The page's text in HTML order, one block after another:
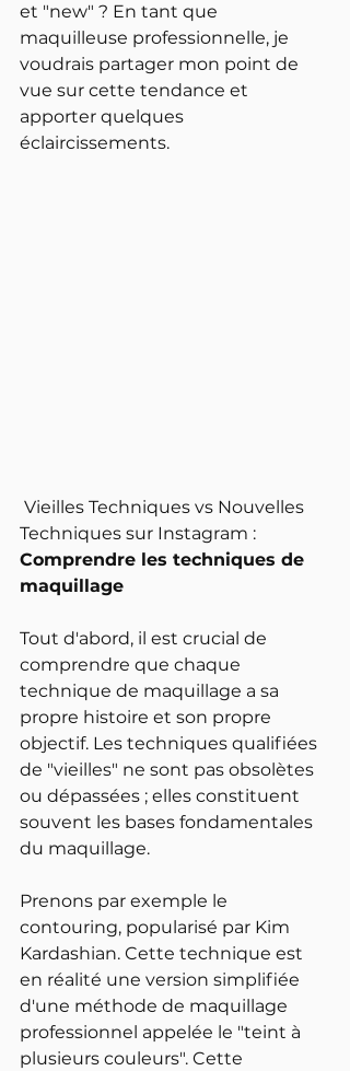
et "new" ? En tant que
maquilleuse professionnelle, je
voudrais partager mon point de
vue sur cette tendance et
apporter quelques
éclaircissements.
Techniques sur Instagram :
Comprendre les techniques de
maquillage
Tout d'abord, il est crucial de
comprendre que chaque
technique de maquillage a sa
propre histoire et son propre
objectif. Les techniques qualifiées
de "vieilles" ne sont pas obsolètes
ou dépassées ; elles constituent
souvent les bases fondamentales
du maquillage.
Prenons par exemple le
contouring, popularisé par Kim
Kardashian. Cette technique est
en réalité une version simplifiée
d'une méthode de maquillage
professionnel appelée le "teint à
plusieurs couleurs". Cette